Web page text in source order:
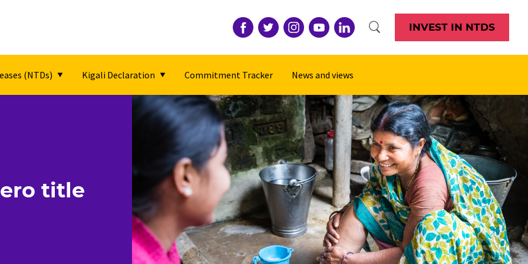
INVEST IN NTDS
(NTDs) Kigali Declaration Commitment Tracker News and views
title